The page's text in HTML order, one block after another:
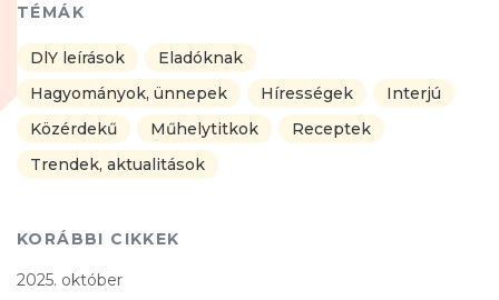
TÉMÁK
DlY leírások
Eladóknak
Hagyományok, ünnepek
Hírességek
Interjú
Közérdekű
Műhelytitkok
Receptek
Trendek, aktualitások
KORÁBBI CIKKEK
2025. október